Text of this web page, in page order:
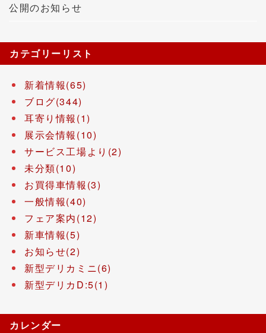
公開のお知らせ
カテゴリーリスト
新着情報(65)
ブログ(344)
耳寄り情報(1)
展示会情報(10)
サービス工場より(2)
未分類(10)
お買得車情報(3)
一般情報(40)
フェア案内(12)
新車情報(5)
お知らせ(2)
新型デリカミニ(6)
新型デリカD:5(1)
カレンダー